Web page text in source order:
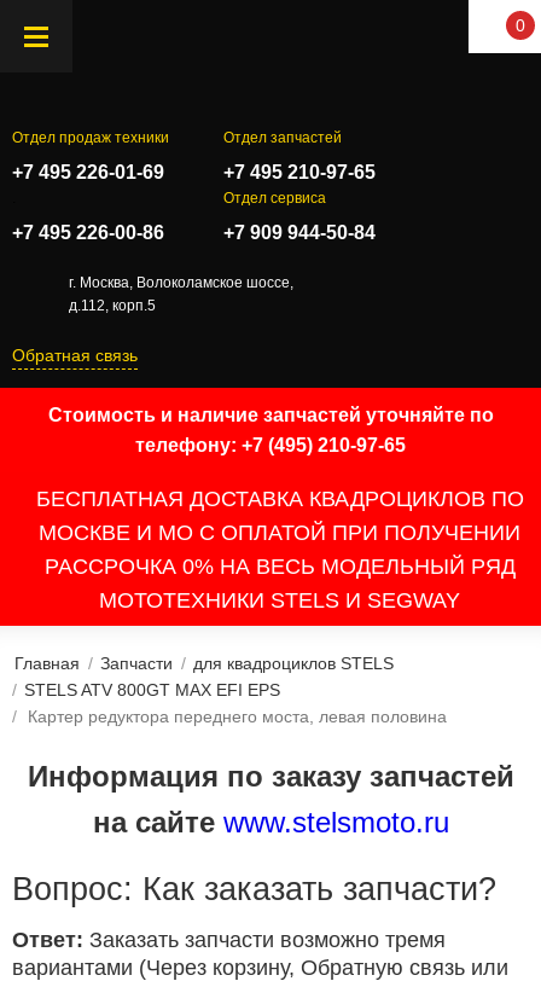
0
Отдел продаж техники
+7 495 226-01-69
Отдел запчастей
+7 495 210-97-65
+7 495 226-00-86
Отдел сервиса
+7 909 944-50-84
г. Москва, Волоколамское шоссе,
д.112, корп.5
Обратная связь
Стоимость и наличие запчастей уточняйте по
телефону: +7 (495) 210-97-65
БЕСПЛАТНАЯ ДОСТАВКА КВАДРОЦИКЛОВ ПО
МОСКВЕ И МО С ОПЛАТОЙ ПРИ ПОЛУЧЕНИИ
РАССРОЧКА 0% НА ВЕСЬ МОДЕЛЬНЫЙ РЯД
МОТОТЕХНИКИ STELS И SEGWAY
Главная / Запчасти / для квадроциклов STELS
/ STELS ATV 800GT MAX EFI EPS
/
Картер редуктора переднего моста, левая половина
Информация по заказу запчастей
на сайте www.stelsmoto.ru
Вопрос: Как заказать запчасти?
Ответ: Заказать запчасти возможно тремя
вариантами (Через корзину, Обратную связь или